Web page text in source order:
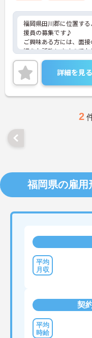
福岡県田川郡に位置す
援員の募集です♪
ご興味ある方には、面
細をお話致しますので
詳細を見る
2
福岡県の雇用
契